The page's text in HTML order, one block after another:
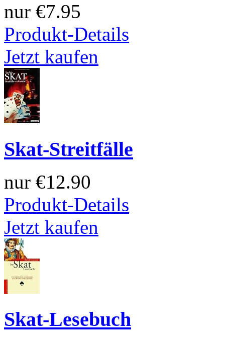
nur €7.95
Produkt-Details
Jetzt kaufen
Skat-Streitfälle
nur €12.90
Produkt-Details
Jetzt kaufen
Skat-Lesebuch